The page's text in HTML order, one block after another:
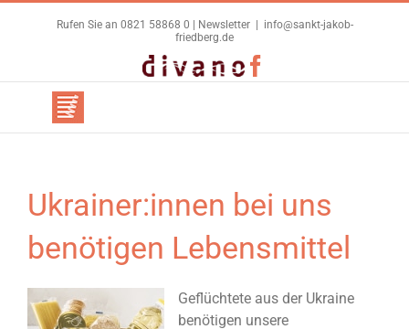
Rufen Sie an 0821 58868 0 | Newsletter
info@sankt-jakob-
friedberg.de
Benutzerdefiniert
Ukrainer:innen bei uns
benötigen Lebensmittel
Geflüchtete aus der Ukraine
benötigen unsere